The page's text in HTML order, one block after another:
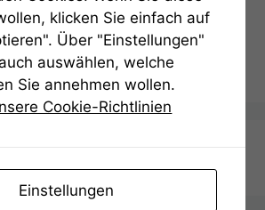
Lösung
Hinweis 2
klicken Sie einfach auf
Über "Einstellungen"
auswählen, welche
Sie annehmen wollen.
Cookie-Richtlinien
Einstellungen